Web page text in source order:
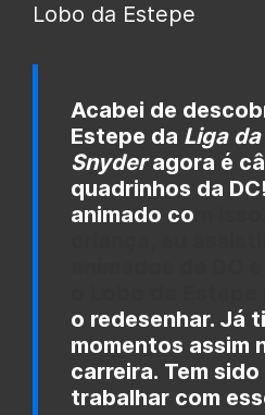
Acabei de
Estepe da Liga
Snyderagora é
quadrinhos da
animado co
o redesenhar. Já
momentos assim
carreira. Tem
trabalhar com